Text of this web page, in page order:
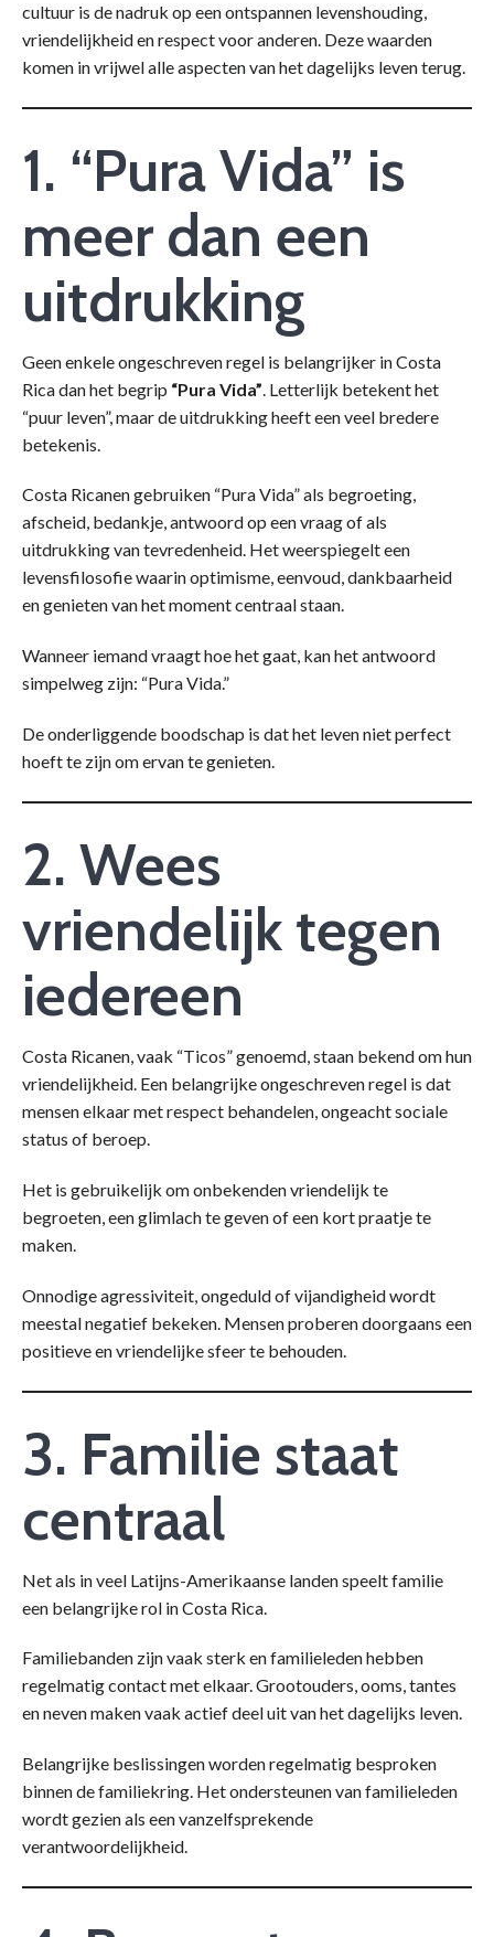
cultuur is de nadruk op een ontspannen levenshouding,
vriendelijkheid en respect voor anderen. Deze waarden
komen in vrijwel alle aspecten van het dagelijks leven terug.
1. “Pura Vida” is
meer dan een
uitdrukking
Geen enkele ongeschreven regel is belangrijker in Costa
Rica dan het begrip “Pura Vida” . Letterlijk betekent het
“puur leven”, maar de uitdrukking heeft een veel bredere
betekenis.
Costa Ricanen gebruiken “Pura Vida” als begroeting,
afscheid, bedankje, antwoord op een vraag of als
uitdrukking van tevredenheid. Het weerspiegelt een
levensfilosofie waarin optimisme, eenvoud, dankbaarheid
en genieten van het moment centraal staan.
Wanneer iemand vraagt hoe het gaat, kan het antwoord
simpelweg zijn: “Pura Vida.”
De onderliggende boodschap is dat het leven niet perfect
hoeft te zijn om ervan te genieten.
2. Wees
vriendelijk tegen
iedereen
Costa Ricanen, vaak “Ticos” genoemd, staan bekend om hun
vriendelijkheid. Een belangrijke ongeschreven regel is dat
mensen elkaar met respect behandelen, ongeacht sociale
status of beroep.
Het is gebruikelijk om onbekenden vriendelijk te
begroeten, een glimlach te geven of een kort praatje te
maken.
Onnodige agressiviteit, ongeduld of vijandigheid wordt
meestal negatief bekeken. Mensen proberen doorgaans een
positieve en vriendelijke sfeer te behouden.
3. Familie staat
centraal
Net als in veel Latijns-Amerikaanse landen speelt familie
een belangrijke rol in Costa Rica.
Familiebanden zijn vaak sterk en familieleden hebben
regelmatig contact met elkaar. Grootouders, ooms, tantes
en neven maken vaak actief deel uit van het dagelijks leven.
Belangrijke beslissingen worden regelmatig besproken
binnen de familiekring. Het ondersteunen van familieleden
wordt gezien als een vanzelfsprekende
verantwoordelijkheid.